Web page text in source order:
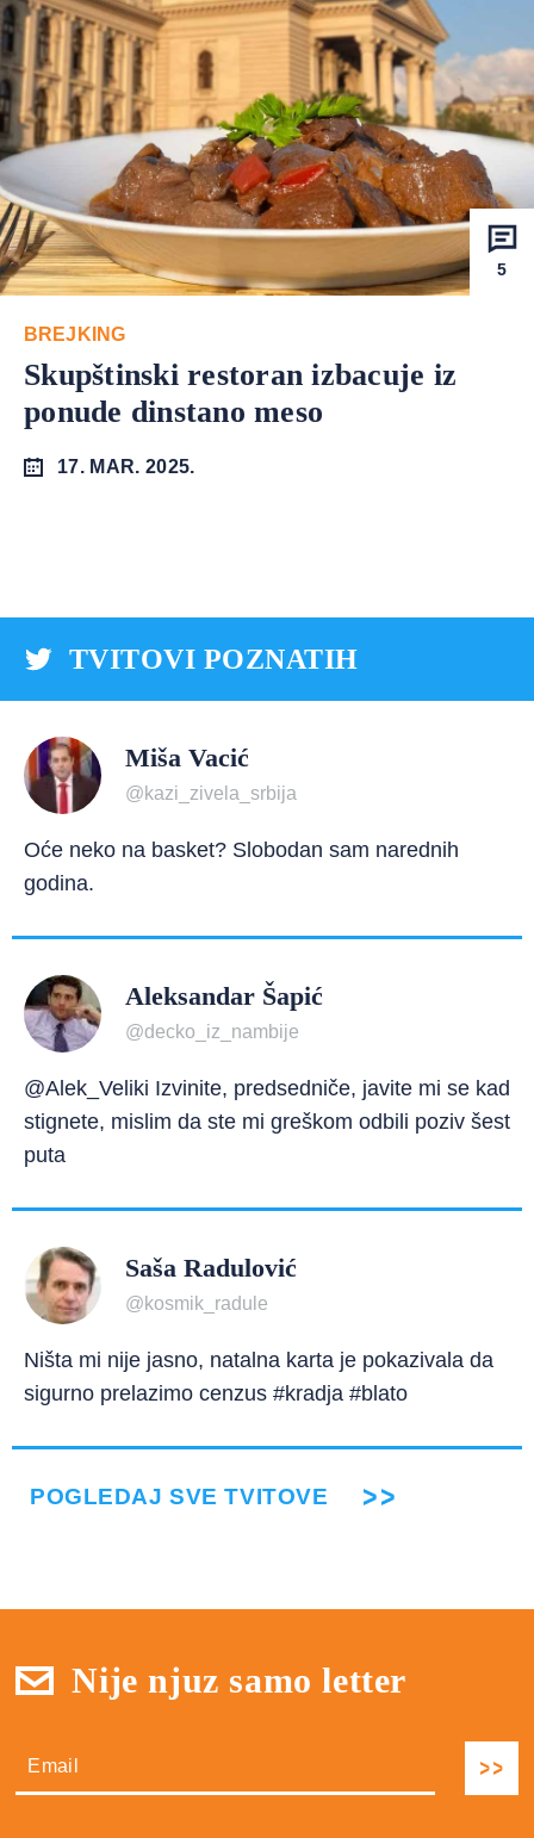
5
BREJKING
Skupštinski restoran izbacuje iz
ponude dinstano meso
17. MAR. 2025.
TVITOVI POZNATIH
Miša Vacić
@kazi_zivela_srbija
Oće neko na basket? Slobodan sam narednih
godina.
Aleksandar Šapić
@decko_iz_nambije
@Alek_Veliki Izvinite, predsedniče, javite mi se kad
stignete, mislim da ste mi greškom odbili poziv šest
puta
Saša Radulović
@kosmik_radule
Ništa mi nije jasno, natalna karta je pokazivala da
sigurno prelazimo cenzus #kradja #blato
POGLEDAJ SVE TVITOVE
Nije njuz samo letter